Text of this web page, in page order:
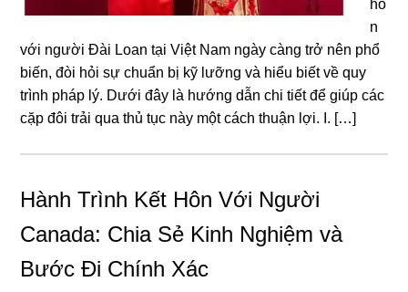
hô
n
với người Đài Loan tại Việt Nam ngày càng trở nên phổ
biến, đòi hỏi sự chuẩn bị kỹ lưỡng và hiểu biết về quy
trình pháp lý. Dưới đây là hướng dẫn chi tiết để giúp các
cặp đôi trải qua thủ tục này một cách thuận lợi. I. […]
Hành Trình Kết Hôn Với Người
Canada: Chia Sẻ Kinh Nghiệm và
Bước Đi Chính Xác